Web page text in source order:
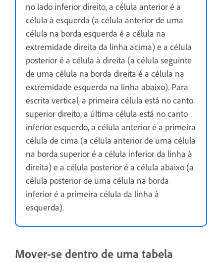
no lado inferior direito, a célula anterior é a
célula à esquerda (a célula anterior de uma
célula na borda esquerda é a célula na
extremidade direita da linha acima) e a célula
posterior é a célula à direita (a célula seguinte
de uma célula na borda direita é a célula na
extremidade esquerda na linha abaixo). Para
escrita vertical, a primeira célula está no canto
superior direito, a última célula está no canto
inferior esquerdo, a célula anterior é a primeira
célula de cima (a célula anterior de uma célula
na borda superior é a célula inferior da linha à
direita) e a célula posterior é a célula abaixo (a
célula posterior de uma célula na borda
inferior é a primeira célula da linha à
esquerda).
Mover-se dentro de uma tabela